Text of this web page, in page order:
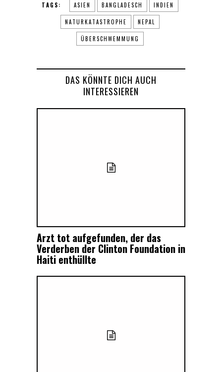
TAGS: ASIEN BANGLADESCH INDIEN
NATURKATASTROPHE NEPAL
ÜBERSCHWEMMUNG
DAS KÖNNTE DICH AUCH
INTERESSIEREN
Arzt tot aufgefunden, der das
Verderben der Clinton Foundation in
Haiti enthüllte